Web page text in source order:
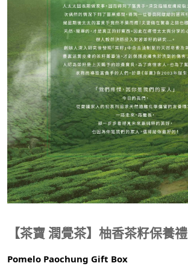
【茶寶 潤覺茶】柚香茶籽保養
Pomelo Paochung Gift Box